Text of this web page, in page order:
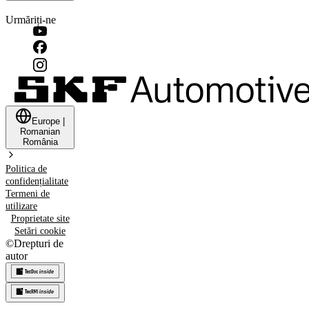
Urmăriți-ne
Europe
Romanian
România
Politica de
confidențialitate
Termeni de
utilizare
Proprietate site
Setări cookie
©Drepturi de
autor